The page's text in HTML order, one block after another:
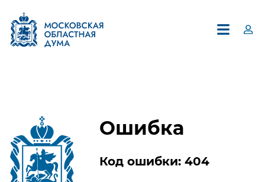
Ошибка
Код ошибки: 404